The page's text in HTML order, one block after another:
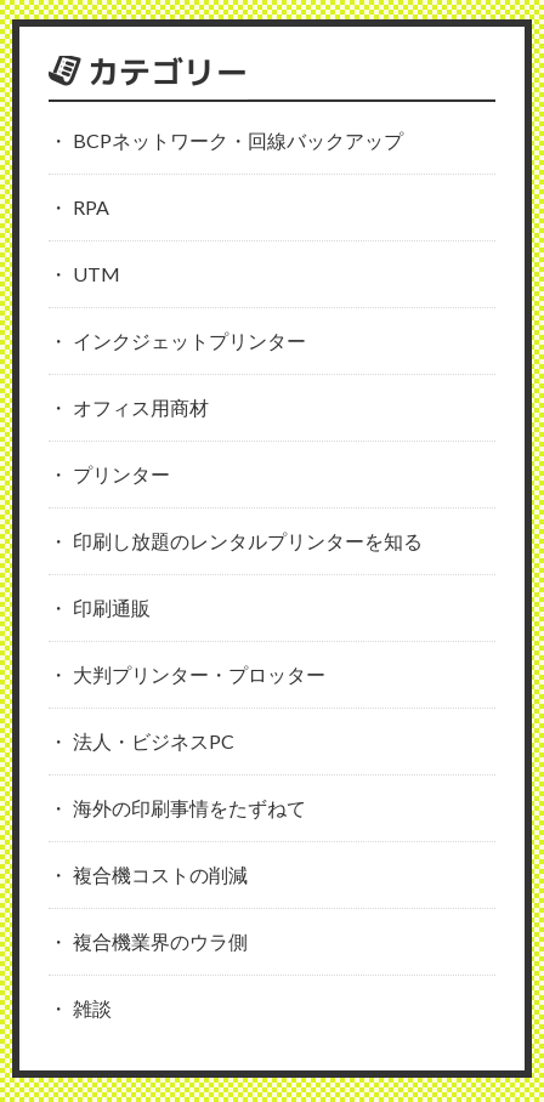
カテゴリー
BCPネットワーク・回線バックアップ
RPA
UTM
インクジェットプリンター
オフィス用商材
プリンター
印刷し放題のレンタルプリンターを知る
印刷通販
大判プリンター・プロッター
法人・ビジネスPC
海外の印刷事情をたずねて
複合機コストの削減
複合機業界のウラ側
雑談